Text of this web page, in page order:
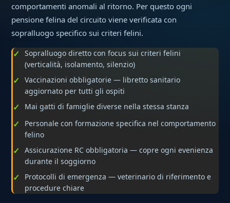
comportamenti anomali al ritorno. Per questo ogni
pensione felina del circuito viene verificata con
sopralluogo specifico sui criteri felini.
Sopralluogo diretto con focus sui criteri felini
(verticalità, isolamento, silenzio)
Vaccinazioni obbligatorie — libretto sanitario
aggiornato per tutti gli ospiti
Mai gatti di famiglie diverse nella stessa stanza
Personale con formazione specifica nel comportamento
felino
Assicurazione RC obbligatoria — copre ogni evenienza
durante il soggiorno
Protocolli di emergenza — veterinario di riferimento e
procedure chiare